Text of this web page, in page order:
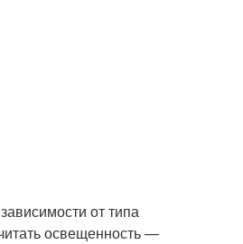
от типа
освещенность —